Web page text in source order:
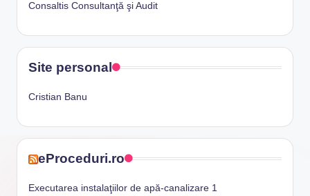
Consaltis Consultanţă şi Audit
Site personal
Cristian Banu
eProceduri.ro
Executarea instalaţiilor de apă-canalizare 1